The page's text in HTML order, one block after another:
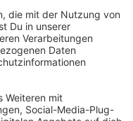
Consent
das zerreißt den
mehr.